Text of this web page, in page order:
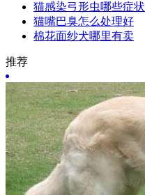
猫感染弓形虫哪些症状
猫嘴巴臭怎么处理好
棉花面纱犬哪里有卖
推荐